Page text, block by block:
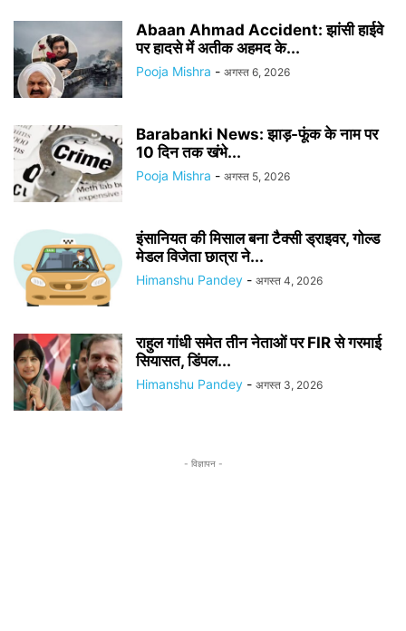
Abaan Ahmad Accident: झांसी हाईवे
पर हादसे में अतीक अहमद के...
Pooja Mishra - अगस्त 6, 2026
Barabanki News: झाड़-फूंक के नाम पर
10 दिन तक खंभे...
Pooja Mishra - अगस्त 5, 2026
इंसानियत की मिसाल बना टैक्सी ड्राइवर, गोल्ड
मेडल विजेता छात्रा ने...
Himanshu Pandey - अगस्त 4, 2026
राहुल गांधी समेत तीन नेताओं पर FIR से गरमाई
सियासत, डिंपल...
Himanshu Pandey - अगस्त 3, 2026
- विज्ञापन -